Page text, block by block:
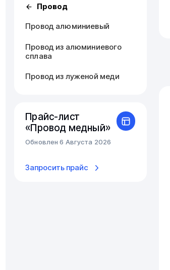
Провод
Провод алюминиевый
Провод из алюминиевого
сплава
Провод из луженой меди
Прайс-лист
«Провод медный»
Обновлен 6 Августа 2026
Запросить прайс